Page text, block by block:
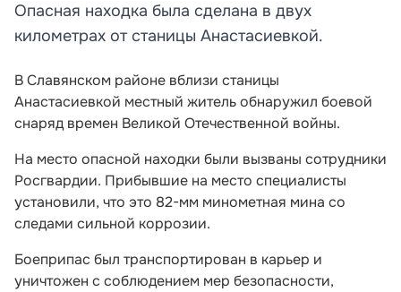
Опасная находка была сделана в двух
километрах от станицы Анастасиевкой.
В Славянском районе вблизи станицы
Анастасиевкой местный житель обнаружил боевой
снаряд времен Великой Отечественной войны.
На место опасной находки были вызваны сотрудники
Росгвардии. Прибывшие на место специалисты
установили, что это 82-мм минометная мина со
следами сильной коррозии.
Боеприпас был транспортирован в карьер и
уничтожен с соблюдением мер безопасности,